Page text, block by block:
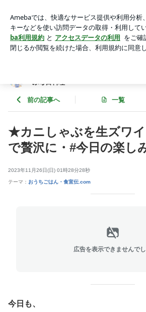
華鍋 | ★ダーリンのつま ダーリンの
アプリをダウンロードして ブログの更新通知
ょう。
ぶ毎日料理
前の記事へ 一覧
★カニしゃぶを生ズワ
で贅沢に・#今日の楽し
2023年11月26日(日) 01時28分28秒
テーマ： おうちごはん・食宣伝.com
広告を表示できませんで
今日も、